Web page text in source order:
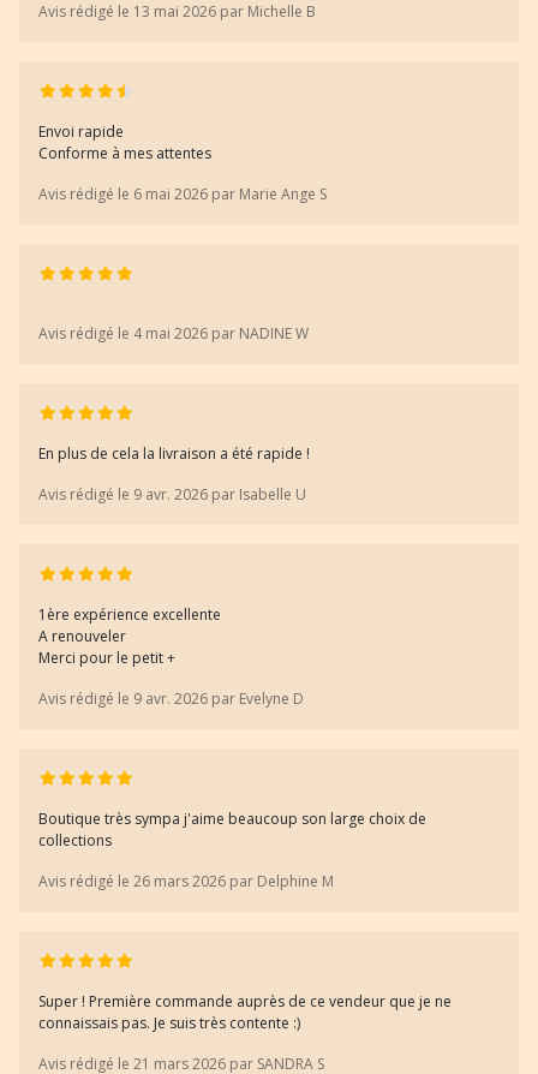
Avis rédigé le 13 mai 2026 par Michelle B
Envoi rapide
Conforme à mes attentes
Avis rédigé le 6 mai 2026 par Marie Ange S
Avis rédigé le 4 mai 2026 par NADINE W
En plus de cela la livraison a été rapide !
Avis rédigé le 9 avr. 2026 par Isabelle U
1ère expérience excellente
A renouveler
Merci pour le petit +
Avis rédigé le 9 avr. 2026 par Evelyne D
Boutique très sympa j'aime beaucoup son large choix de
collections
Avis rédigé le 26 mars 2026 par Delphine M
Super ! Première commande auprès de ce vendeur que je ne
connaissais pas. Je suis très contente :)
Avis rédigé le 21 mars 2026 par SANDRA S